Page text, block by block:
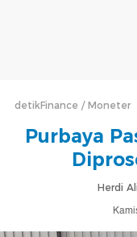
detikFinance Moneter
Purbaya
Herdi